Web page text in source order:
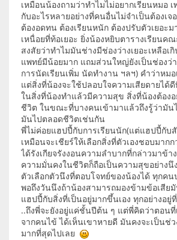
เหมือนน้องถามว่าทำไมไม่อยากเรียนหมอ เ
กับอะไรหลายอย่างที่คนอื่นไม่จำเป็นต้องเจ
ต้องอดทน ต้องเรียนหนัก ต้องปรับตัวเยอะม
เหนื่อยที่ท้อเยอะ ยิ่งน้องหยิบตารางเรียนค
สงสัยว่าทำไมมันช่างมีช่องว่างเยอะเหลือ
แพทย์มีน้อยมาก แถมส่วนใหญ่ยังเป็นช่องว่
การนัดเรียนเพิ่ม นัดทำงาน ฯลฯ) คำว่าหม
แต่สิ่งที่น้องจะใช้ปลอบใจความเสียดายได้
ในสิ่งที่น้องทำแล้วมีความสุข สิ่งที่น้องต้อง
ชีวิต ในขณะที่บางคนเข้ามาแล้วถึงรู้ว่ามัน
มันไปตลอดชีวิตเช่นกัน
พี่ไม่ค่อยแฮปปี้กับการเรียนนัก(แต่แฮปปี้กับ
เหมือนจะเชียร์ให้เลือกสิ่งที่ตัวเองชอบมาก
ได้รังเกียจรังงอนความลำบากที่กล่าวมาข้
ความมั่นคงในชีวิตก็ถือเป็นความสุขอย่าง
ตัวเลือกตัวนึงที่ตอบโจทย์ของน้องได้ ทุกค
พอถึงวันนึงถ้าน้องสามารถมองข้ามข้อเสีย
แฮปปี้กับสิ่งที่เป็นอยู่มากขึ้นเอง ทุกอย่างอยู่ที่
..ถึงพี่จะยังอยู่แค่ชั้นปีต้น ๆ แต่พี่คิดว่าตอน
จากคนไข้ ได้เห็นเขาหายดี มันคงจะเป็นช่
มากที่สุดไปเลย